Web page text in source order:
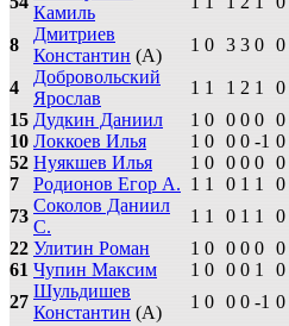
Камиль
8
Дмитриев
Константин (А)
1 0 3 3 0 0
4
Добровольский
Ярослав
1 1 1 2 1 0
15 Дудкин Даниил 1 0 0 0 0 0
10 Локкоев Илья 1 0 0 0 -1 0
52 Нуякшев Илья 1 0 0 0 0 0
7
Родионов Егор А. 1 1 0 1 1 0
73
Соколов Даниил
С.
1 1 0 1 1 0
22 Улитин Роман 1 0 0 0 0 0
61 Чупин Максим 1 0 0 0 1 0
27
Шульдишев
Константин (А)
1 0 0 0 -1 0